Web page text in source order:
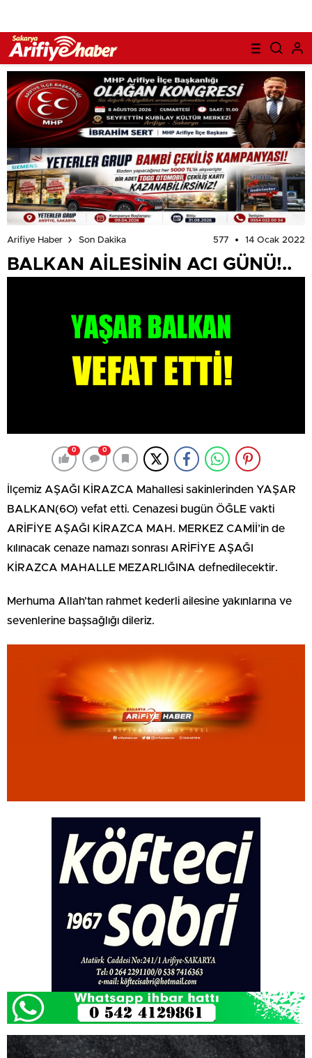
Arifiye Haber Son Dakika 577 14 Ocak 2022
BALKAN AİLESİNİN ACI GÜNÜ!..
0 0
İlçemiz AŞAĞI KİRAZCA Mahallesi sakinlerinden YAŞAR
BALKAN(6O) vefat etti. Cenazesi bugün ÖĞLE vakti
ARİFİYE AŞAĞI KİRAZCA MAH. MERKEZ CAMİİ’in de
kılınacak cenaze namazı sonrası ARİFİYE AŞAĞI
KİRAZCA MAHALLE MEZARLIĞINA defnedilecektir.
Merhuma Allah’tan rahmet kederli ailesine yakınlarına ve
sevenlerine başsağlığı dileriz.